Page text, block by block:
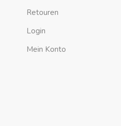
Retouren
Login
Mein Konto